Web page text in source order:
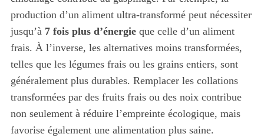
production d’un aliment ultra-transformé peut nécessiter
jusqu’à 7 fois plus d’énergieque celle d’un aliment
frais. À l’inverse, les alternatives moins transformées,
telles que les légumes frais ou les grains entiers, sont
généralement plus durables. Remplacer les collations
transformées par des fruits frais ou des noix contribue
non seulement à réduire l’empreinte écologique, mais
favorise également une alimentation plus saine.